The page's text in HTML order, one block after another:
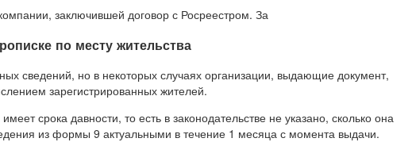
заключившей договор с Росреестром. За
по месту жительства
сведений, но в некоторых случаях организации, выдающие документ,
зарегистрированных жителей.
срока давности, то есть в законодательстве не указано, сколько она
из формы 9 актуальными в течение 1 месяца с момента выдачи.